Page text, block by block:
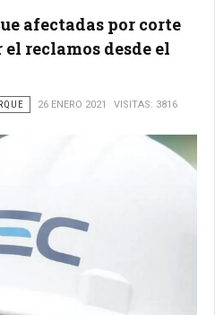
afectadas por corte
reclamos desde el
26 ENERO 2021 VISITAS: 3816